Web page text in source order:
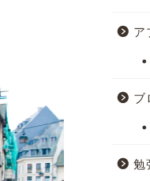
ア
ブ
勉